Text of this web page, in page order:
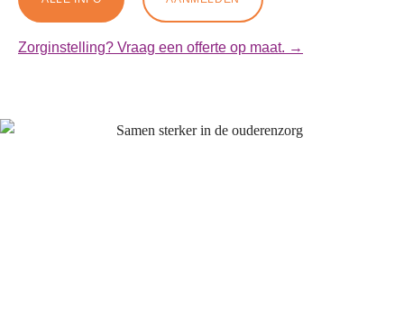
Zorginstelling? Vraag een offerte op maat. →